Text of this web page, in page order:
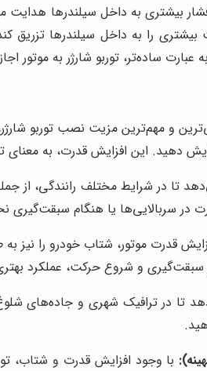
را به داخل سیلندرها تزریق
ساده‌تر، توربو شارژر به موتور
تا در شرایط مختلف رانندگی، از
در سربالایی‌ها یا هنگام سبقت‌گیری
و شروع حرکت، عملکرد
تا در ترافیک شهری و جاده‌های